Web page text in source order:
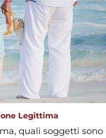
Legittima
quali soggetti sono